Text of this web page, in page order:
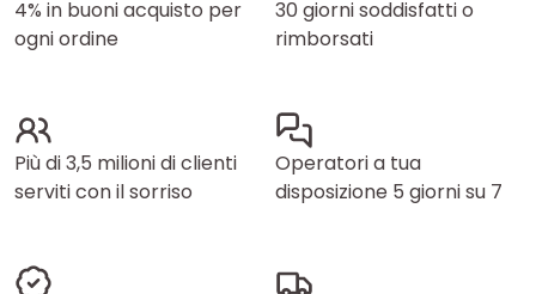
4% in buoni acquisto per
ogni ordine
30 giorni soddisfatti o
rimborsati
Più di 3,5 milioni di clienti
serviti con il sorriso
Operatori a tua
disposizione 5 giorni su 7